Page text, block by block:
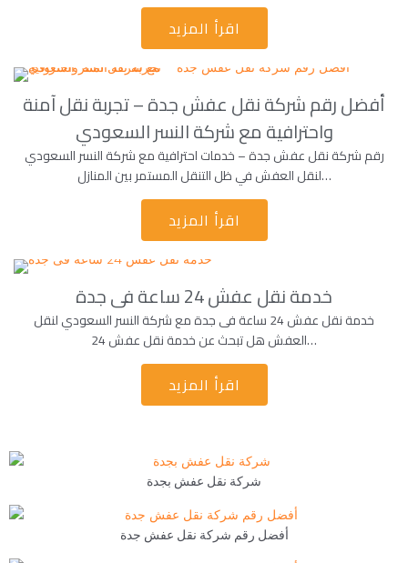
اقرأ المزيد
أفضل رقم شركة نقل عفش جدة – تجربة نقل آمنة
واحترافية مع شركة النسر السعودي
رقم شركة نقل عفش جدة – خدمات احترافية مع شركة النسر السعودي
لنقل العفش في ظل التنقل المستمر بين المنازل…
اقرأ المزيد
خدمة نقل عفش 24 ساعة فى جدة
خدمة نقل عفش 24 ساعة فى جدة مع شركة النسر السعودي لنقل
العفش هل تبحث عن خدمة نقل عفش 24…
اقرأ المزيد
شركة نقل عفش بجدة
أفضل رقم شركة نقل عفش جدة